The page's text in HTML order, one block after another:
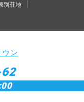
別荘地